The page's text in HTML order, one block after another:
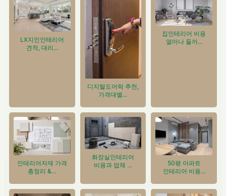
LX지인인테리어
견적, 대리...
디지털도어락 추천,
가격대별...
집인테리어 비용
얼마나 들까...
인테리어자재 가격
총정리 &...
화장실인테리어
비용과 업체 ...
50평 아파트
인테리어 비용...